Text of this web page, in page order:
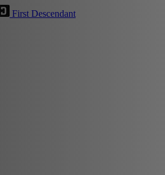
First Descendant